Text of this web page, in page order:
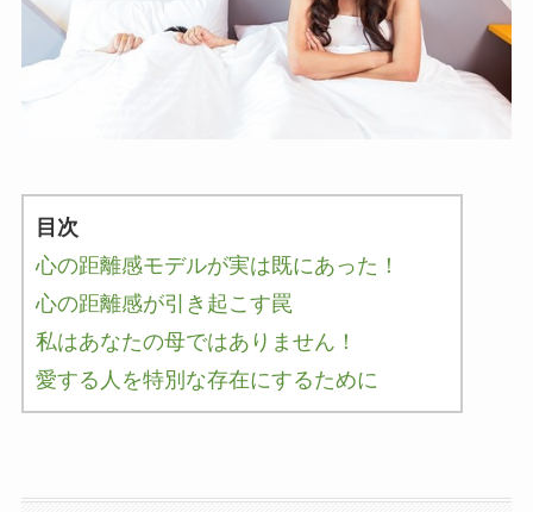
目次
心の距離感モデルが実は既にあった！
心の距離感が引き起こす罠
私はあなたの母ではありません！
愛する人を特別な存在にするために